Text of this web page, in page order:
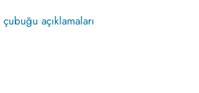
açıklamaları